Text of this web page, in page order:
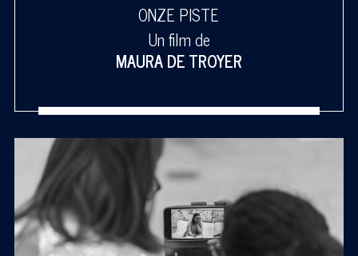
ONZE PISTE
Un film de
MAURA DE TROYER